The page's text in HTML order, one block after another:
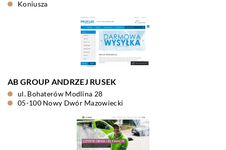
Koniusza
AB GROUP ANDRZEJ RUSEK
ul. Bohaterów Modlina 28
05-100 Nowy Dwór Mazowiecki